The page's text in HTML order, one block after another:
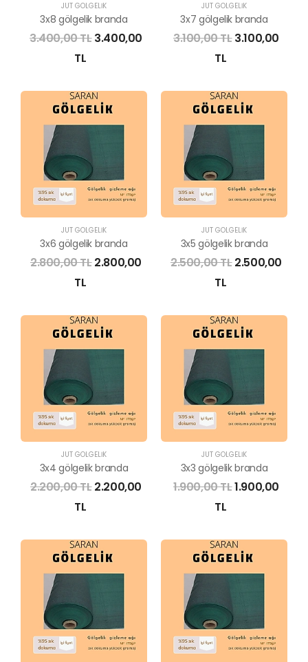
JÜT GÖLGELİK
3x8 gölgelik branda
3.400,00 TL3.400,00
TL
JÜT GÖLGELİK
3x7 gölgelik branda
3.100,00 TL3.100,00
TL
JÜT GÖLGELİK
3x6 gölgelik branda
2.800,00 TL2.800,00
TL
JÜT GÖLGELİK
3x5 gölgelik branda
2.500,00 TL2.500,00
TL
JÜT GÖLGELİK
3x4 gölgelik branda
2.200,00 TL2.200,00
TL
JÜT GÖLGELİK
3x3 gölgelik branda
1.900,00 TL1.900,00
TL